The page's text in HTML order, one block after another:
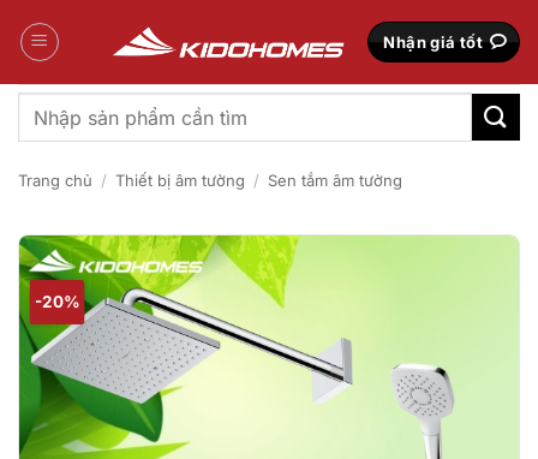
qua
Nhận giá tốt
Tìm
kiếm:
Trang chủ / Thiết bị âm tường / Sen tắm âm tường
-20%